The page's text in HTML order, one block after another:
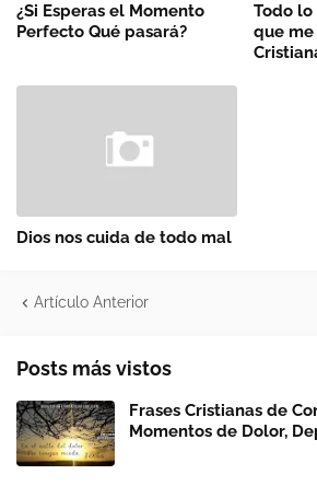
¿Si Esperas el Momento
Perfecto Qué pasará?
Todo lo
que
Dios nos cuida de todo mal
Artículo Anterior
Posts más vistos
Frases Cristianas de
Momentos de Dolor,